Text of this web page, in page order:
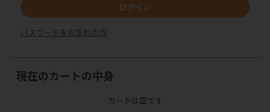
ログイン
パスワードをお忘れの方
現在のカートの中身
カートは空です